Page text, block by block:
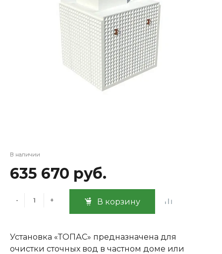
В наличии
635 670 руб.
- + В корзину
Установка «ТОПАС» предназначена для
очистки сточных вод в частном доме или